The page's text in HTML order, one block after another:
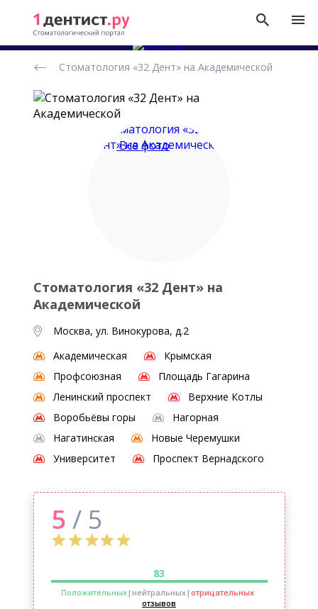
стоматологических
Стоматология «32 Дент» на Академической
Все фото
Стоматология «32 Дент» на
Академической
Москва, ул. Винокурова, д.2
Академическая
Крымская
Профсоюзная
Площадь Гагарина
Ленинский проспект
Верхние Котлы
Воробьёвы горы
Нагорная
Нагатинская
Новые Черемушки
Университет
Проспект Вернадского
5 / 5
83
Положительных|нейтральных| отрицательных
отзывов